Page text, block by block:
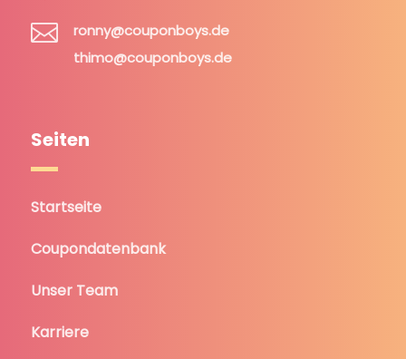

ronny@couponboys.de
thimo@couponboys.de
Seiten
Startseite
Coupondatenbank
Unser Team
Karriere